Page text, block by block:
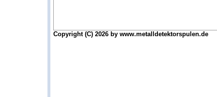
Copyright (C) 2026 by www.metalldetektorspulen.de